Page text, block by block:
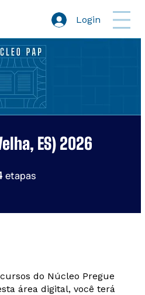
Login
ES) 2026
etapas
do Núcleo Pregue
área digital, você terá